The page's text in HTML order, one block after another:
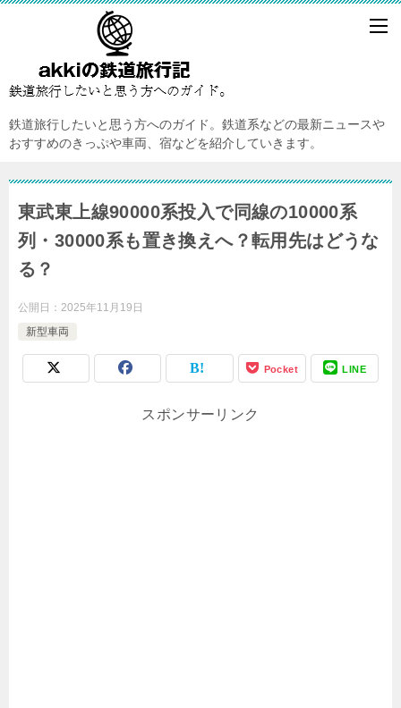
鉄道旅行したいと思う方へのガイド。鉄道系などの最新ニュースや
おすすめのきっぷや車両、宿などを紹介していきます。
東武東上線90000系投入で同線の10000系
列・30000系も置き換えへ？転用先はどうな
る？
公開日： 2025年11月19日
新型車両
Pocket LINE
スポンサーリンク